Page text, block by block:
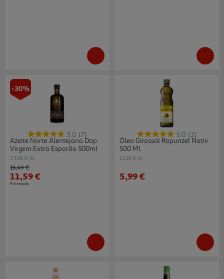
-30%
5.0 (7)
Azeite Norte Alentejano Dop
Virgem Extra Esporão 500ml
23.18 €/Lt
Price reduced from
16,49 €to
11,59 €
Promoção
5.0 (2)
Óleo Girassol Rapunzel Nativ
500 Ml
11.98 €/Lt
5,99 €